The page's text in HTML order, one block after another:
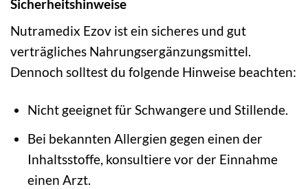
Sicherheitshinweise
Nutramedix Ezov ist ein sicheres und gut
verträgliches Nahrungsergänzungsmittel.
Dennoch solltest du folgende Hinweise beachten:
Nicht geeignet für Schwangere und Stillende.
Bei bekannten Allergien gegen einen der
Inhaltsstoffe, konsultiere vor der Einnahme
einen Arzt.